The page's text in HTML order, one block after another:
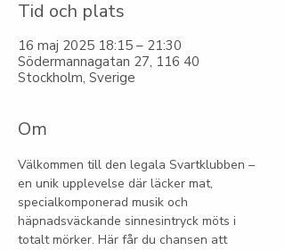
Tid och plats
16 maj 2025 18:15 – 21:30
Södermannagatan 27, 116 40
Stockholm, Sverige
Om
Välkommen till den legala Svartklubben –
en unik upplevelse där läcker mat,
specialkomponerad musik och
häpnadsväckande sinnesintryck möts i
totalt mörker. Här får du chansen att